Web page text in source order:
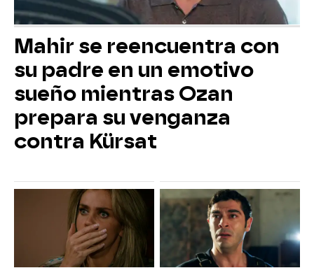
Mahir se reencuentra con
su padre en un emotivo
sueño mientras Ozan
prepara su venganza
contra Kürsat